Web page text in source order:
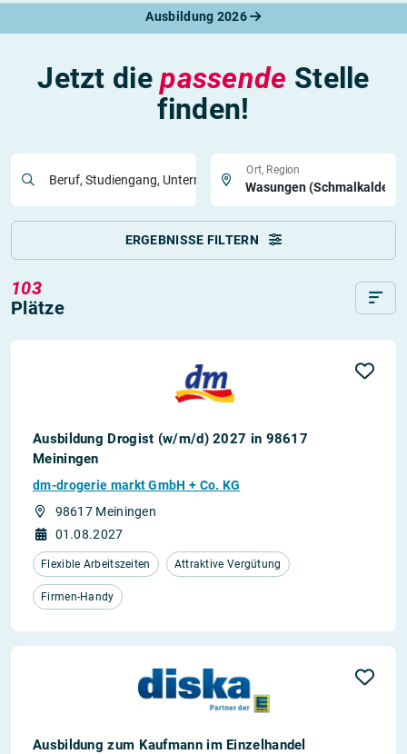
Ausbildung 2026
Jetzt diepassende Stelle
finden!
Beruf, Studiengang, Unternehmen
Ort, Region
ERGEBNISSE FILTERN
103
Plätze
Ausbildung Drogist (w/m/d) 2027 in 98617
Meiningen
dm-drogerie markt GmbH + Co. KG
98617 Meiningen
01.08.2027
Flexible Arbeitszeiten Attraktive Vergütung
Firmen-Handy
Ausbildung zum Kaufmann im Einzelhandel